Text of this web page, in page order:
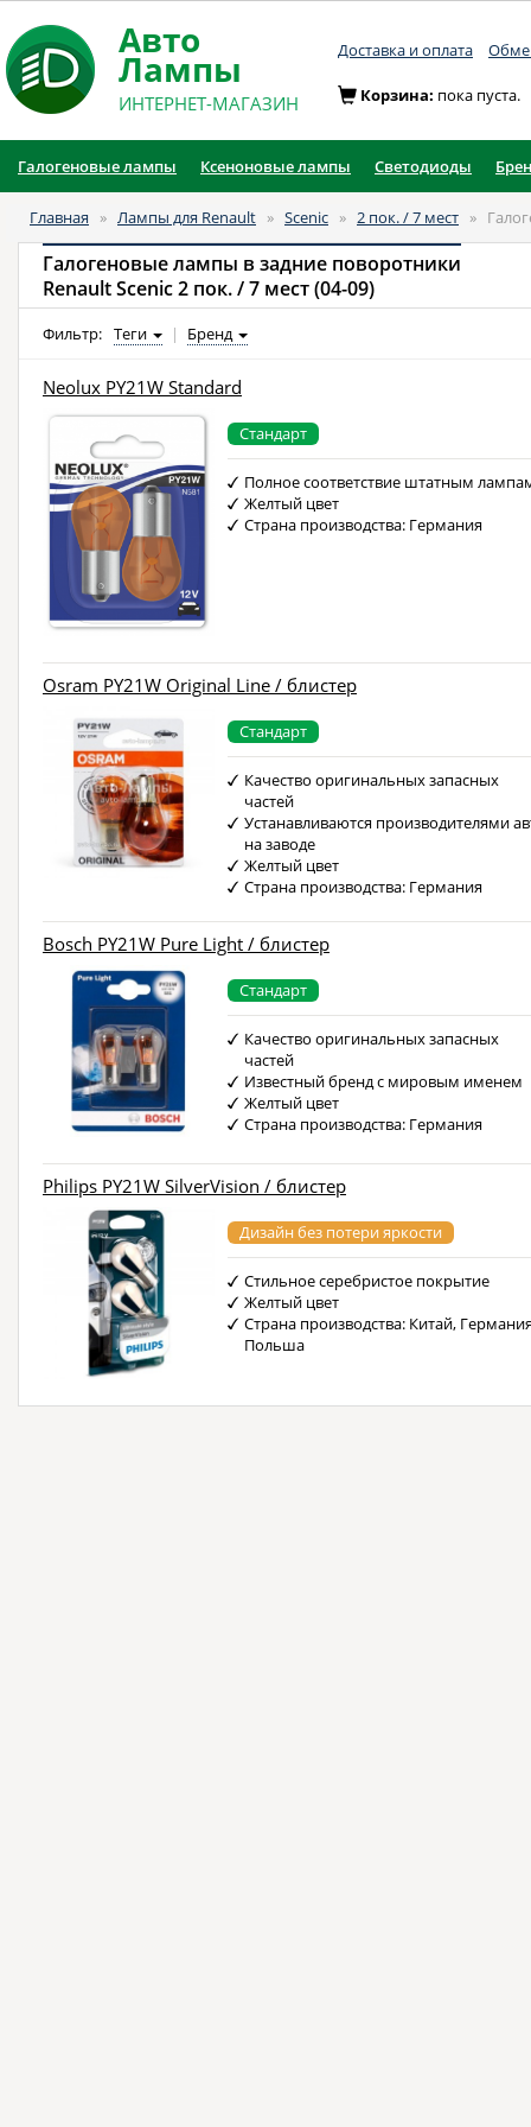
Авто
Лампы
ИНТЕРНЕТ-МАГАЗИН
Доставка и оплата
Корзина: пока пуста.
Галогеновые лампы Ксеноновые лампы Светодиоды
Главная » Лампы для Renault » Scenic » 2 пок. / 7 мест »
Галогеновые лампы в задние поворотники
Renault Scenic 2 пок. / 7 мест (04-09)
Фильтр: Теги | Бренд
Neolux PY21W Standard
Стандарт
Полное соответствие штатным
Желтый цвет
Страна производства: Германия
Osram PY21W Original Line / блистер
Стандарт
Качество оригинальных запасных
частей
Устанавливаются производителями
на заводе
Желтый цвет
Страна производства: Германия
Bosch PY21W Pure Light / блистер
Стандарт
Качество оригинальных запасных
частей
Известный бренд с мировым именем
Желтый цвет
Страна производства: Германия
Philips PY21W SilverVision / блистер
Дизайн без потери яркости
Стильное серебристое покрытие
Желтый цвет
Страна производства: Китай,
Польша